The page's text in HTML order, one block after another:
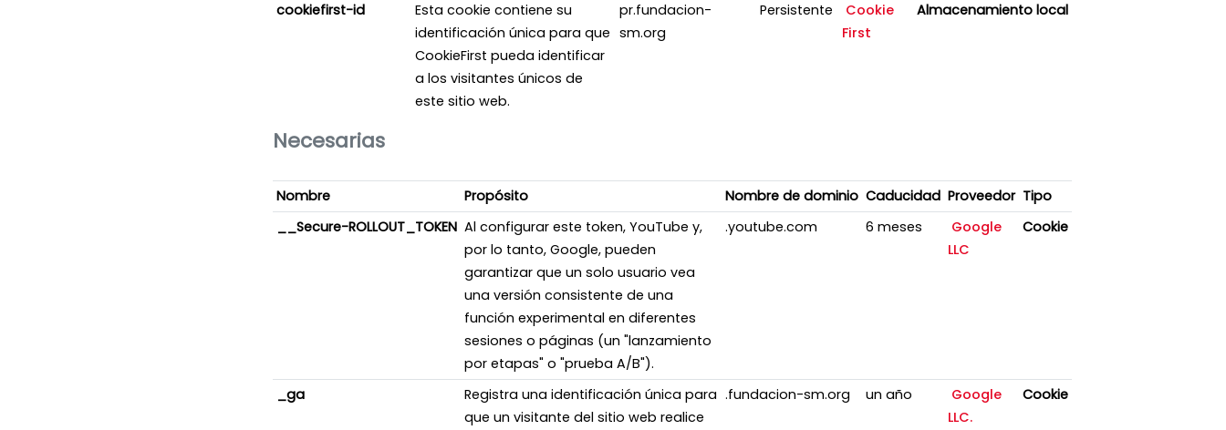
Necesarias
cookiefirst-id
Esta cookie contiene su
identificación única para que
CookieFirst pueda identificar
a los visitantes únicos de
este sitio web.
pr.fundacion-
sm.org
Persistente
Cookie
First
Almacenamiento local
Nombre Propósito Nombre de dominio Caducidad Proveedor Tipo
__Secure-ROLLOUT_TOKEN Al configurar este token, YouTube y,
por lo tanto, Google, pueden
garantizar que un solo usuario vea
una versión consistente de una
función experimental en diferentes
sesiones o páginas (un "lanzamiento
por etapas" o "prueba A/B").
.youtube.com 6 meses
Google
LLC
Cookie
_ga
Registra una identificación única para
que un visitante del sitio web realice
.fundacion-sm.org un año
Google
LLC.
Cookie